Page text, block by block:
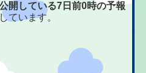
開している7日前0時の予報
ています。